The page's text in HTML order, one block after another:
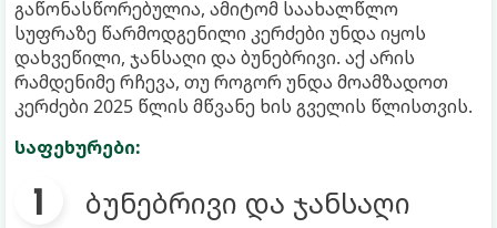
გაწონასწორებულია, ამიტომ საახალწლო
სუფრაზე წარმოდგენილი კერძები უნდა იყოს
დახვეწილი, ჯანსაღი და ბუნებრივი. აქ არის
რამდენიმე რჩევა, თუ როგორ უნდა მოამზადოთ
კერძები 2025 წლის მწვანე ხის გველის წლისთვის.
საფეხურები:
ბუნებრივი და ჯანსაღი